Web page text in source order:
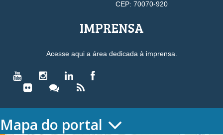
CEP: 70070-920
IMPRENSA
Acesse aqui a área dedicada à imprensa.
Mapa do portal